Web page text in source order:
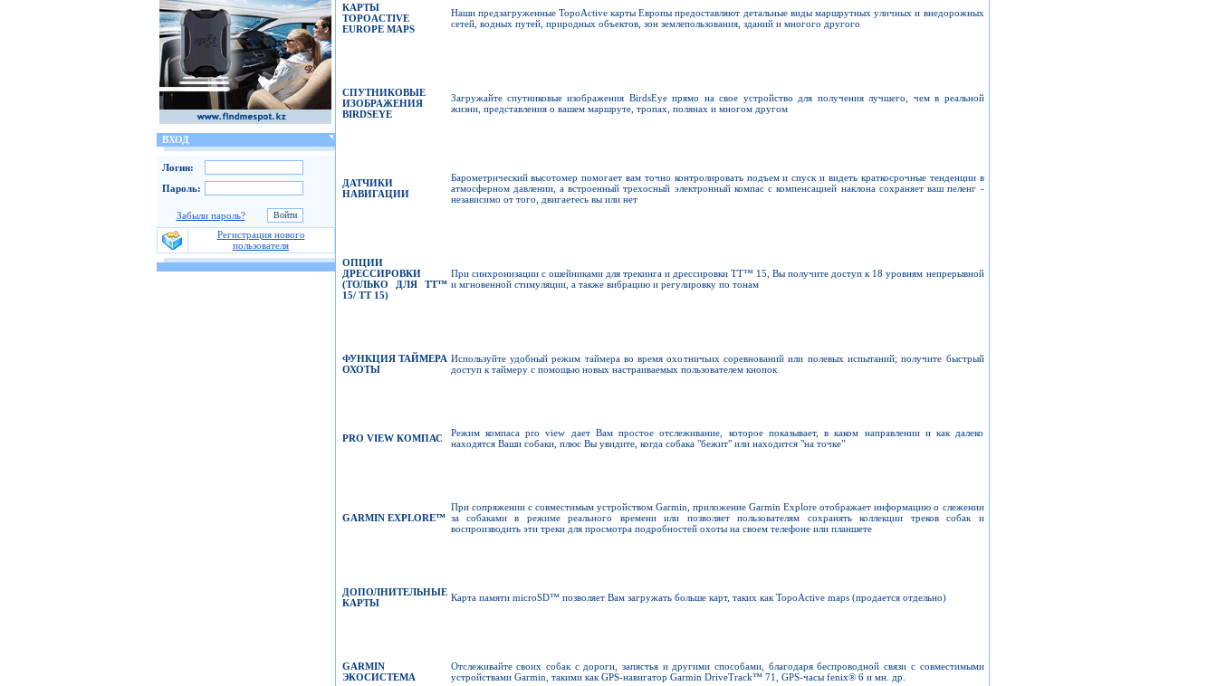
ВХОД
Логин:
Пароль:
Забыли пароль?
Регистрация нового
пользователя
КАРТЫ
TOPOACTIVE
EUROPE MAPS
Наши предзагруженные TopoActive карты Европы предоставляют детальные виды маршрутных уличных и внедорожных
сетей, водных путей, природных объектов, зон землепользования, зданий и многого другого
СПУТНИКОВЫЕ
ИЗОБРАЖЕНИЯ
BIRDSEYE
Загружайте спутниковые изображения BirdsEye прямо на свое устройство для получения лучшего, чем в реальной
жизни, представления о вашем маршруте, тропах, полянах и многом другом
ДАТЧИКИ
НАВИГАЦИИ
Барометрический высотомер помогает вам точно контролировать подъем и спуск и видеть краткосрочные тенденции в
атмосферном давлении, а встроенный трехосный электронный компас с компенсацией наклона сохраняет ваш пеленг -
независимо от того, двигаетесь вы или нет
ОПЦИИ
ДРЕССИРОВКИ
(ТОЛЬКО ДЛЯ TT™
15/ TT 15)
При синхронизации с ошейниками для трекинга и дрессировки TT™ 15, Вы получите доступ к 18 уровням непрерывной
и мгновенной стимуляции, а также вибрацию и регулировку по тонам
ФУНКЦИЯ ТАЙМЕРА
ОХОТЫ
Используйте удобный режим таймера во время охотничьих соревнований или полевых испытаний; получите быстрый
доступ к таймеру с помощью новых настраиваемых пользователем кнопок
PRO VIEWКОМПАС
Режим компаса pro view дает Вам простое отслеживание, которое показывает, в каком направлении и как далеко
находятся Ваши собаки, плюс Вы увидите, когда собака "бежит" или находится "на точке”
GARMIN EXPLORE™
При сопряжении с совместимым устройством Garmin, приложение Garmin Explore отображает информацию о слежении
за собаками в режиме реального времени или позволяет пользователям сохранять коллекции треков собак и
воспроизводить эти треки для просмотра подробностей охоты на своем телефоне или планшете
ДОПОЛНИТЕЛЬНЫЕ
КАРТЫ
Карта памяти microSD™ позволяет Вам загружать больше карт, таких как TopoActive maps (продается отдельно)
GARMIN
ЭКОСИСТЕМА
Отслеживайте своих собак с дороги, запястья и другими способами, благодаря беспроводной связи с совместимыми
устройствами Garmin, такими как GPS-навигатор Garmin DriveTrack™ 71, GPS-часы fenix® 6 и мн. др.